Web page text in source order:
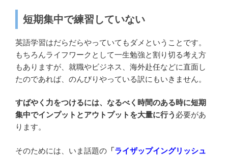
短期集中で練習していない
英語学習はだらだらやっていてもダメということです。
もちろんライフワークとして一生勉強と割り切る考え方
もありますが、就職やビジネス、海外赴任などに直面し
たのであれば、のんびりやっている訳にもいきません。
すばやく力をつけるには、なるべく時間のある時に短期
集中でインプットとアウトプットを大量に行う 必要があ
ります。
そのためには、いま話題の 「ライザップイングリッシュ